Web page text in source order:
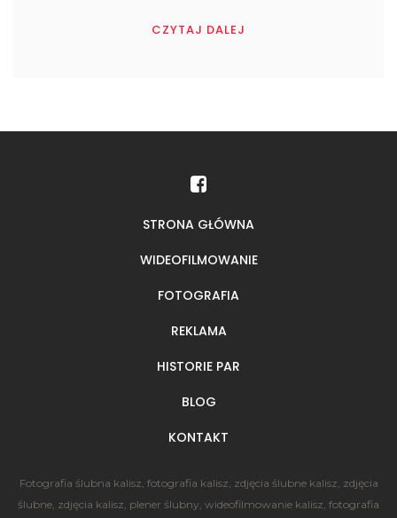
CZYTAJ DALEJ
STRONA GŁÓWNA
WIDEOFILMOWANIE
FOTOGRAFIA
REKLAMA
HISTORIE PAR
BLOG
KONTAKT
Fotografia ślubna kalisz, fotografia kalisz, zdjęcia ślubne kalisz, zdjęcia
ślubne, zdjęcia kalisz, plener ślubny, wideofilmowanie kalisz, fotografia